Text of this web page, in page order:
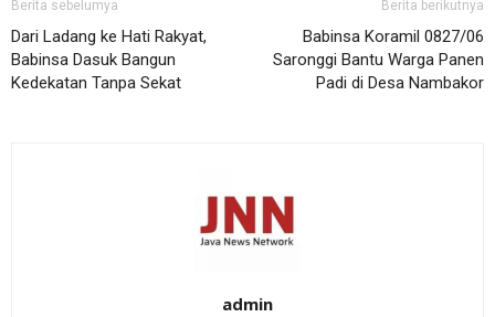
Berita sebelumya
Dari Ladang ke Hati Rakyat,
Babinsa Dasuk Bangun
Kedekatan Tanpa Sekat
Berita berikutnya
Babinsa Koramil 0827/06
Saronggi Bantu Warga Panen
Padi di Desa Nambakor
admin